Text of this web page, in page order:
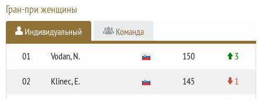
Гран-при женщины
Индивидуальный Команда
01 Vodan, N. 150 3
02 Klinec, E. 145 1